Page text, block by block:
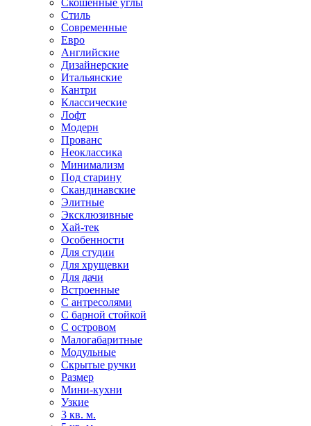
Скошенные углы
Стиль
Современные
Евро
Английские
Дизайнерские
Итальянские
Кантри
Классические
Лофт
Модерн
Прованс
Неоклассика
Минимализм
Под старину
Скандинавские
Элитные
Эксклюзивные
Хай-тек
Особенности
Для студии
Для хрущевки
Для дачи
Встроенные
С антресолями
С барной стойкой
С островом
Малогабаритные
Модульные
Скрытые ручки
Размер
Мини-кухни
Узкие
3 кв. м.